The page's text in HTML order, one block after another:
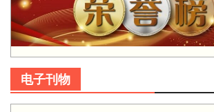
电子刊物